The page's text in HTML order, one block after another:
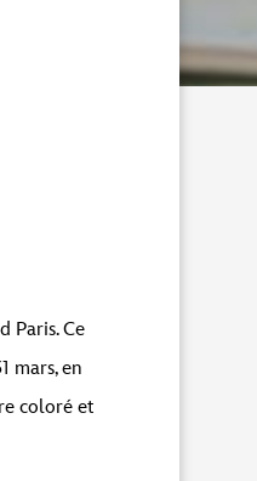
Paris. Ce
mars, en
coloré et